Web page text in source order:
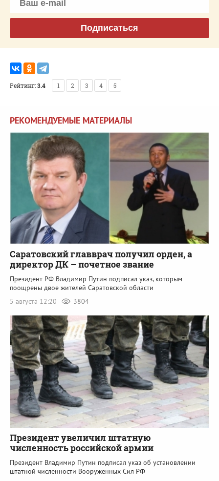
Подписаться
Рейтинг:3.4 1 2 3 4 5
РЕКОМЕНДУЕМЫЕ МАТЕРИАЛЫ
Саратовский главврач получил орден, а
директор ДК – почетное звание
Президент РФ Владимир Путин подписал указ, которым
поощрены двое жителей Саратовской области
5 августа 12:20
3804
Президент увеличил штатную
численность российской армии
Президент Владимир Путин подписал указ об установлении
штатной численности Вооруженных Сил РФ